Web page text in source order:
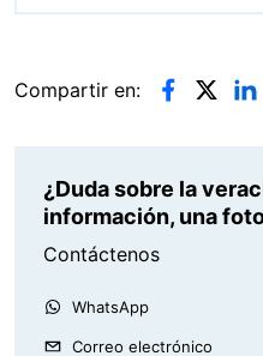
Compartir en:
¿Duda sobre la
información, una
Contáctenos
WhatsApp
Correo electrónico